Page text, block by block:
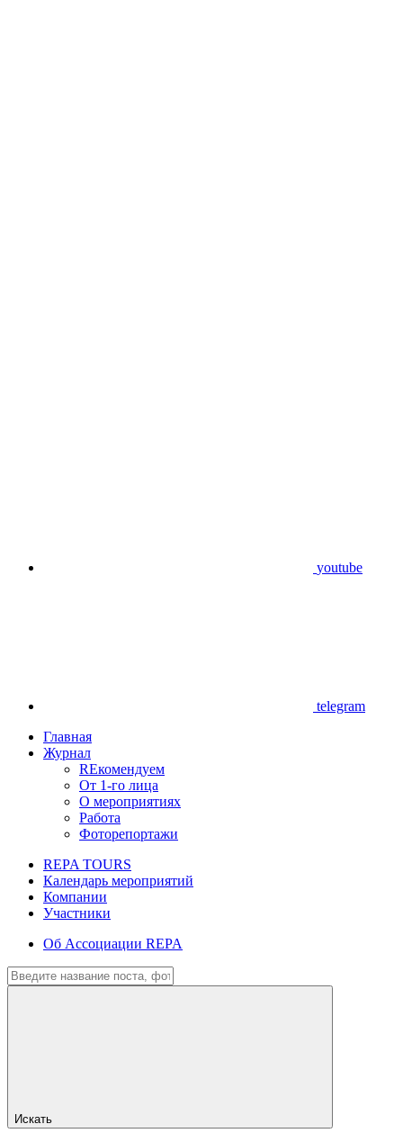
youtube
telegram
Главная
Журнал
REкомендуем
От 1-го лица
О мероприятиях
Работа
Фоторепортажи
REPA TOURS
Календарь мероприятий
Компании
Участники
Об Ассоциации REPA
Искать